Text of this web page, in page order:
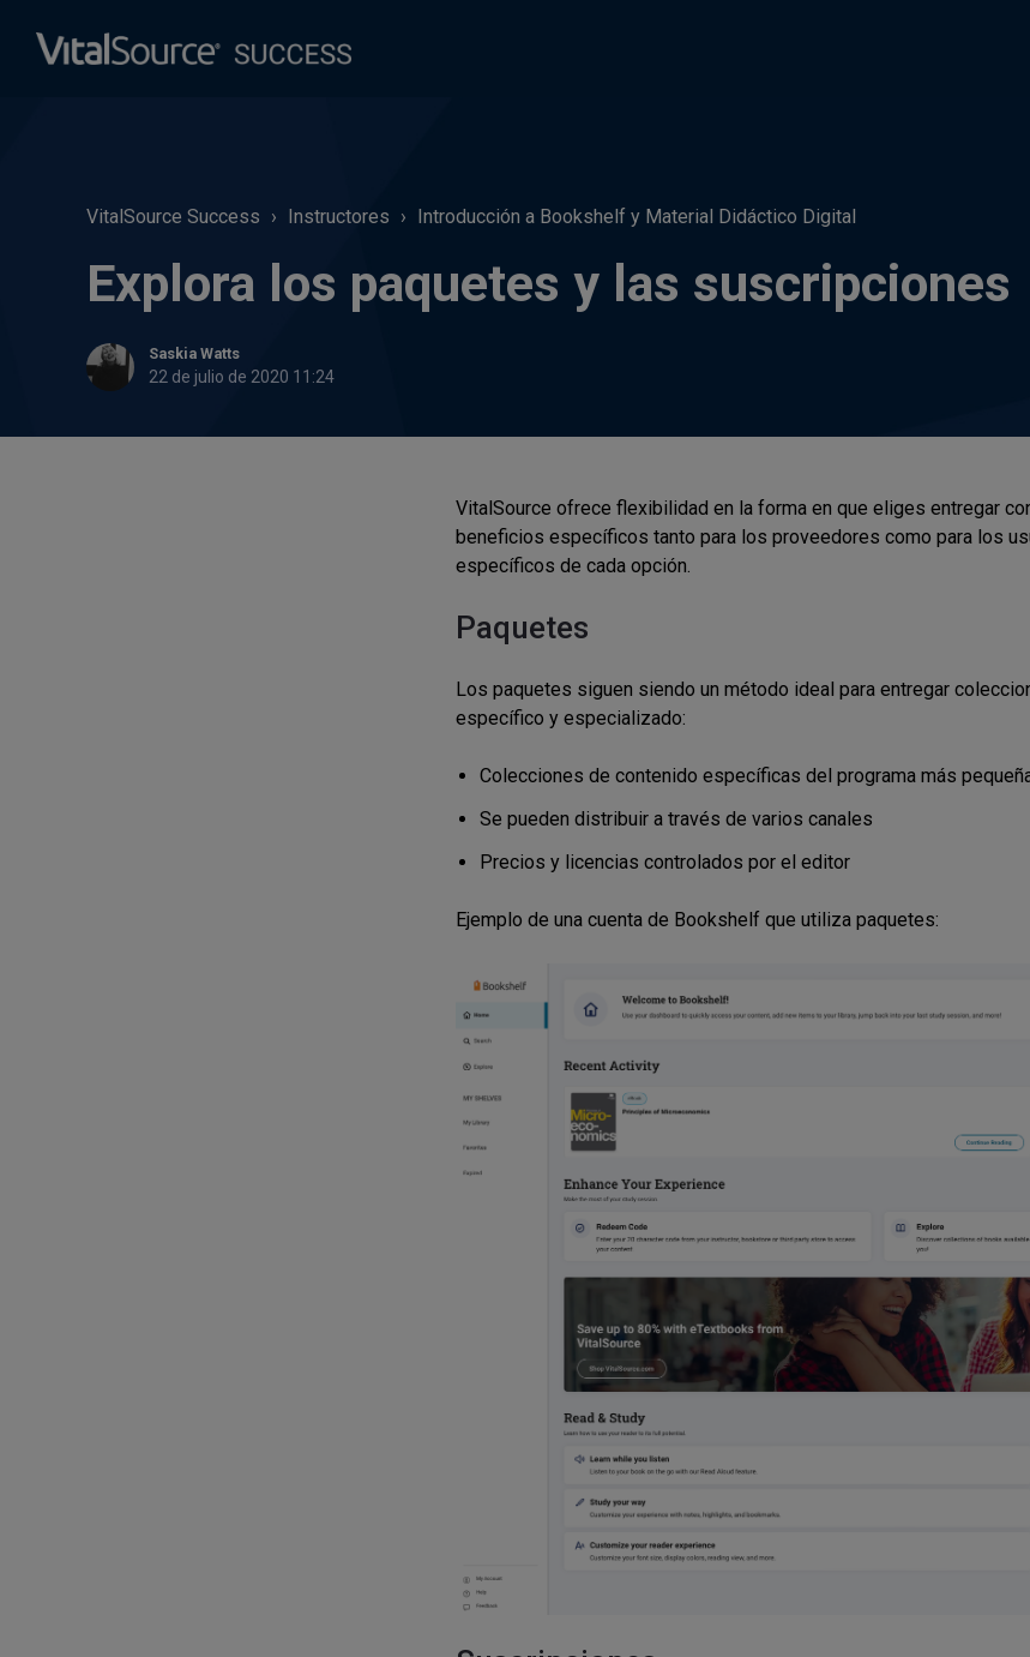
VitalSource Success Instructores Introducción a Bookshelf y Material Didáctico Digital
Explora los paquetes y las suscripciones
Saskia Watts
22 de julio de 2020 11:24
VitalSource ofrece flexibilidad en la forma en que eliges entregar
beneficios específicos tanto para los proveedores como para los
específicos de cada opción.
Paquetes
Los paquetes siguen siendo un método ideal para entregar
específico y especializado:
Colecciones de contenido específicas del programa más
Se pueden distribuir a través de varios canales
Precios y licencias controlados por el editor
Ejemplo de una cuenta de Bookshelf que utiliza paquetes: